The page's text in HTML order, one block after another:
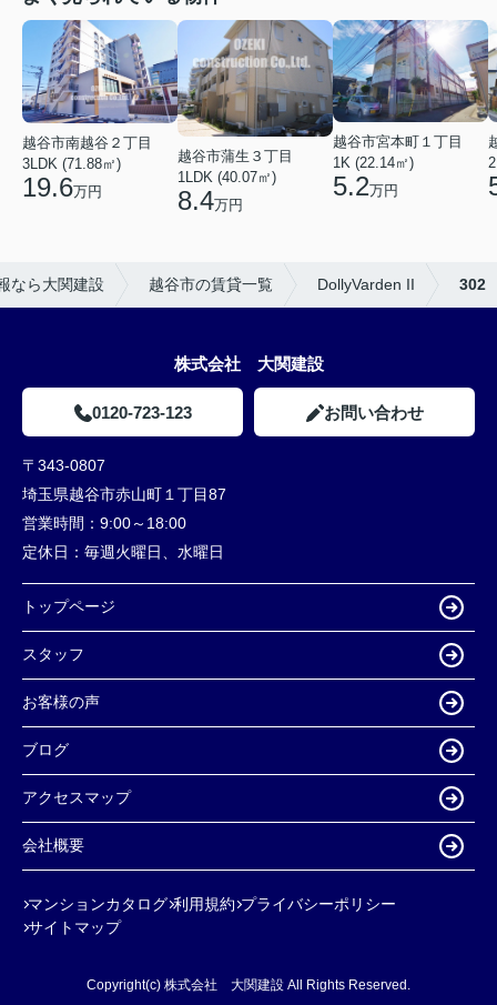
越谷市南越谷２丁目
3LDK (71.88㎡)
19.6万円
越谷市蒲生３丁目
1LDK (40.07㎡)
8.4万円
越谷市宮本町１丁目
1K (22.14㎡)
5.2万円
なら大関建設 越谷市の賃貸一覧 DollyVarden II 302
株式会社 大関建設
0120-723-123 お問い合わせ
〒343-0807
埼玉県越谷市赤山町１丁目87
営業時間： 9:00～18:00
定休日： 毎週火曜日、水曜日
トップページ
スタッフ
お客様の声
ブログ
アクセスマップ
会社概要
マンションカタログ 利用規約 プライバシーポリシー
サイトマップ
Copyright(c) 株式会社 大関建設 All Rights Reserved.